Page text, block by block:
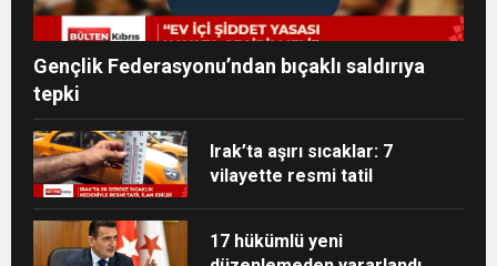
Gençlik Federasyonu’ndan bıçaklı saldırıya
tepki
Irak’ta aşırı sıcaklar: 7
vilayette resmi tatil
17 hükümlü yeni